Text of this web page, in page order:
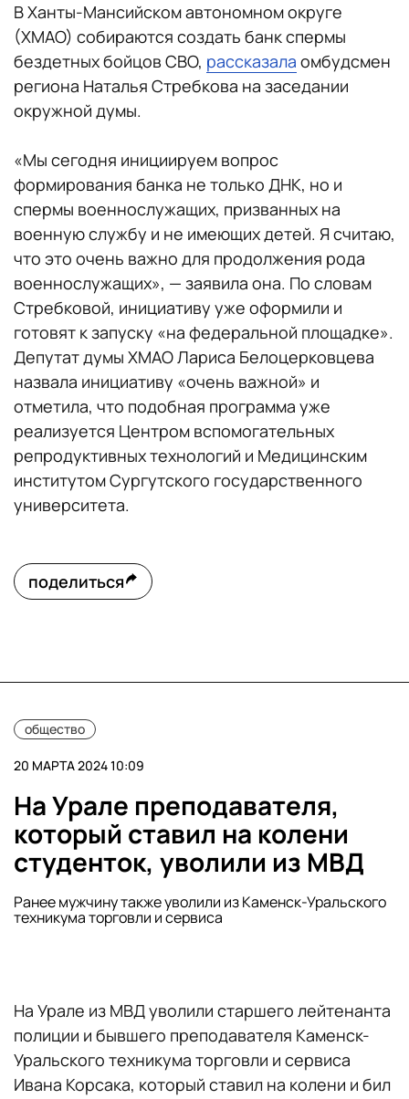
В Ханты-Мансийском автономном округе
(ХМАО) собираются создать банк спермы
бездетных бойцов СВО, рассказала омбудсмен
региона Наталья Стребкова на заседании
окружной думы.
«Мы сегодня инициируем вопрос
формирования банка не только ДНК, но и
спермы военнослужащих, призванных на
военную службу и не имеющих детей. Я считаю,
что это очень важно для продолжения рода
военнослужащих», — заявила она. По словам
Стребковой, инициативу уже оформили и
готовят к запуску «на федеральной площадке».
Депутат думы ХМАО Лариса Белоцерковцева
назвала инициативу «очень важной» и
отметила, что подобная программа уже
реализуется Центром вспомогательных
репродуктивных технологий и Медицинским
институтом Сургутского государственного
университета.
поделиться
общество
20 МАРТА 2024 10:09
На Урале преподавателя,
который ставил на колени
студенток, уволили из МВД
Ранее мужчину также уволили из Каменск-Уральского
техникума торговли и сервиса
На Урале из МВД уволили старшего лейтенанта
полиции и бывшего преподавателя Каменск-
Уральского техникума торговли и сервиса
Ивана Корсака, который ставил на колени и бил